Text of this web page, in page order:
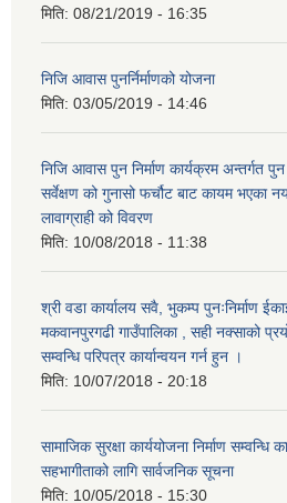
मिति: 08/21/2019 - 16:35
निजि आवास पुनर्निर्माणको योजना
मिति: 03/05/2019 - 14:46
निजि आवास पुन निर्माण कार्यक्रम अन्तर्गत
सर्वेक्षण को गुनासो फर्चौट बाट कायम भएका
लावाग्राही को विवरण
मिति: 10/08/2018 - 11:38
श्री वडा कार्यालय सवै, भुकम्प पुनःनिर्माण
मकवानपुरगढी गाउँपालिका , सही नक्साको
सम्वन्धि परिपत्र कार्यान्वयन गर्न हुन ।
मिति: 10/07/2018 - 20:18
सामाजिक सुरक्षा कार्ययोजना निर्माण सम्वन्धि
सहभागीताको लागि सार्वजनिक सूचना
मिति: 10/05/2018 - 15:30